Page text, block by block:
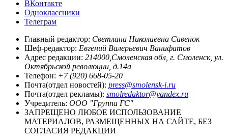
ВКонтакте
Одноклассники
Телеграм
Главный редактор: Светлана Николаевна Савенок
Шеф-редактор: Евгений Валерьевич Ванифатов
Адрес редакции: 214000,Смоленская обл, г. Смоленск, ул.
Октябрьской революции, д.14а
Телефон: +7 (920) 668-05-20
Почта(отдел новостей): press@smolensk-i.ru
Почта(отдел рекламы): smolredaktor@yandex.ru
Учредитель: ООО "Группа ГС"
ЗАПРЕЩЕНО ЛЮБОЕ ИСПОЛЬЗОВАНИЕ
МАТЕРИАЛОВ, РАЗМЕЩЕННЫХ НА САЙТЕ, БЕЗ
СОГЛАСИЯ РЕДАКЦИИ